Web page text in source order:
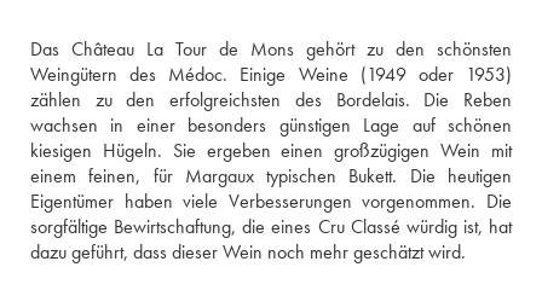
Das Château La Tour de Mons gehört zu den schönsten
Weingütern des Médoc. Einige Weine (1949 oder 1953)
zählen zu den erfolgreichsten des Bordelais. Die Reben
wachsen in einer besonders günstigen Lage auf schönen
kiesigen Hügeln. Sie ergeben einen großzügigen Wein mit
einem feinen, für Margaux typischen Bukett. Die heutigen
Eigentümer haben viele Verbesserungen vorgenommen. Die
sorgfältige Bewirtschaftung, die eines Cru Classé würdig ist, hat
dazu geführt, dass dieser Wein noch mehr geschätzt wird.